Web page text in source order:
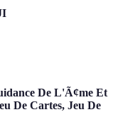
De L'Ã¢me Et
De Cartes, Jeu De